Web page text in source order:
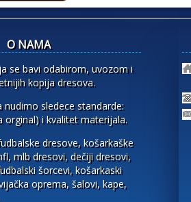
O NAMA
se bavi odabirom, uvozom i
kopija dresova.
nudimo sledece standarde:
orginal) i kvalitet materijala.
dresove, košarkaške
mlb dresovi, dečiji dresovi,
šorcevi, košarkaski
oprema, šalovi, kape,